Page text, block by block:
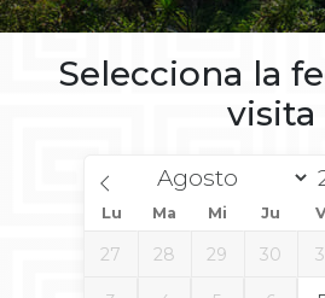
Selecciona la
visita
Lu Ma Mi Ju
27 28 29 30